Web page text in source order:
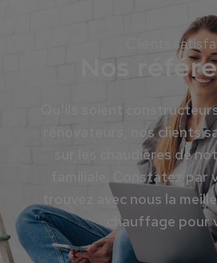
Clients
Nos
Qu’ils soient
rénovateurs, nos clients
sur les chaudières de
familiale. Constatez par
trouvez avec nous la
chauffage pour